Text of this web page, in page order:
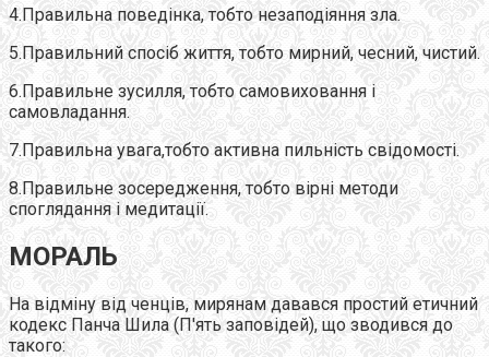
4.Правильна поведінка, тобто незаподіяння зла.
5.Правильний спосіб життя, тобто мирний, чесний, чистий.
6.Правильне зусилля, тобто самовиховання і
самовладання.
7.Правильна увага,тобто активна пильність свідомості.
8.Правильне зосередження, тобто вірні методи
споглядання і медитації.
МОРАЛЬ
На відміну від ченців, мирянам давався простий етичний
кодекс Панча Шила (П'ять заповідей), що зводився до
такого: